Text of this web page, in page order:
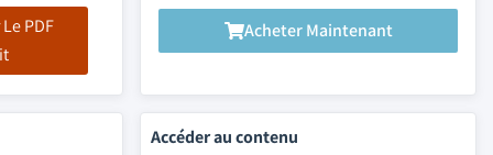
PDF
Acheter Maintenant
Accéder au contenu